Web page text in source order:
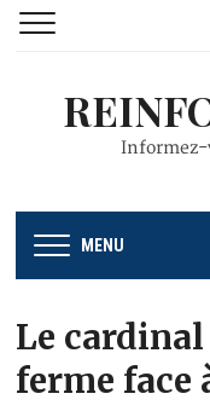
Informez-
MENU
Le
ferme face